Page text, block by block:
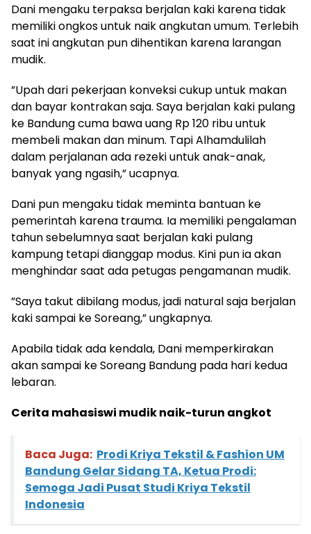
Dani mengaku terpaksa berjalan kaki karena tidak
memiliki ongkos untuk naik angkutan umum. Terlebih
saat ini angkutan pun dihentikan karena larangan
mudik.
”Upah dari pekerjaan konveksi cukup untuk makan
dan bayar kontrakan saja. Saya berjalan kaki pulang
ke Bandung cuma bawa uang Rp 120 ribu untuk
membeli makan dan minum. Tapi Alhamdulilah
dalam perjalanan ada rezeki untuk anak-anak,
banyak yang ngasih,” ucapnya.
Dani pun mengaku tidak meminta bantuan ke
pemerintah karena trauma. Ia memiliki pengalaman
tahun sebelumnya saat berjalan kaki pulang
kampung tetapi dianggap modus. Kini pun ia akan
menghindar saat ada petugas pengamanan mudik.
”Saya takut dibilang modus, jadi natural saja berjalan
kaki sampai ke Soreang,” ungkapnya.
Apabila tidak ada kendala, Dani memperkirakan
akan sampai ke Soreang Bandung pada hari kedua
lebaran.
Cerita mahasiswi mudik naik-turun angkot
Baca Juga: Prodi Kriya Tekstil & Fashion UM
Bandung Gelar Sidang TA, Ketua Prodi:
Semoga Jadi Pusat Studi Kriya Tekstil
Indonesia